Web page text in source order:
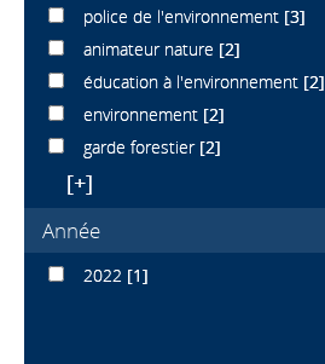
police de l'environnement [3]
animateur nature [2]
éducation à l'environnement [2]
environnement [2]
garde forestier [2]
[+]
Année
2022 [1]